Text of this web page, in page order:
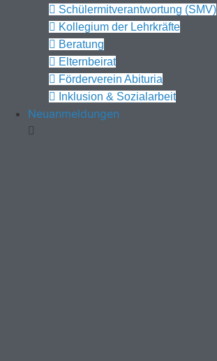
Schülermitverantwortung (SMV)
Kollegium der Lehrkräfte
Beratung
Elternbeirat
Förderverein Abituria
Inklusion & Sozialarbeit
Neuanmeldungen